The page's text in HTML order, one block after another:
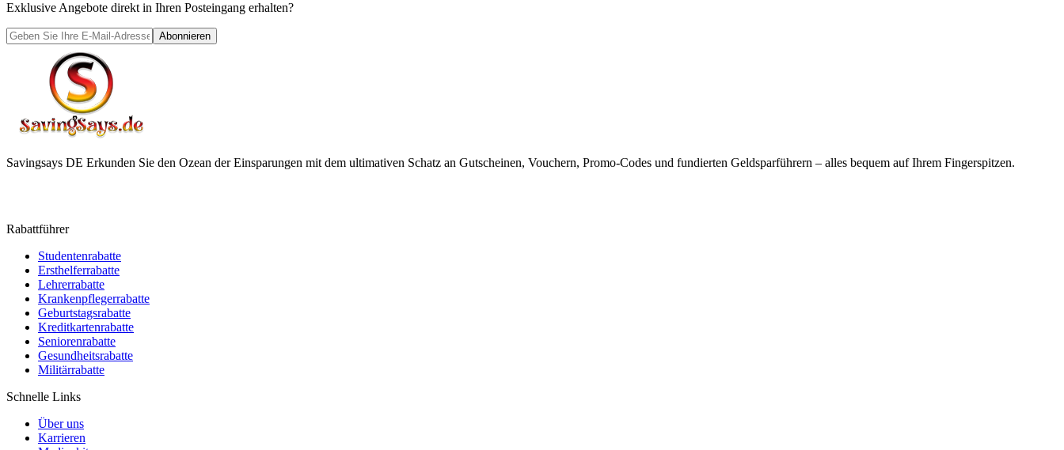
Exklusive Angebote direkt in Ihren Posteingang erhalten?
Abonnieren
Savingsays DE Erkunden Sie den Ozean der Einsparungen mit dem ultimativen Schatz an Gutscheinen, Vouchern, Promo-Codes und fundierten Geldsparführern – alles bequem auf Ihrem Fingerspitzen.
Rabattführer
Studentenrabatte
Ersthelferrabatte
Lehrerrabatte
Krankenpflegerrabatte
Geburtstagsrabatte
Kreditkartenrabatte
Seniorenrabatte
Gesundheitsrabatte
Militärrabatte
Schnelle Links
Über uns
Karrieren